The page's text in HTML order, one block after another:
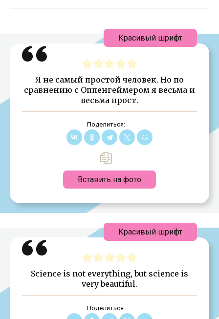
Я не самый простой человек. Но по
сравнению с Оппенгеймером я весьма и
весьма прост.
Поделиться:
Вставить на фото
Красивый шрифт
Science is not everything, but science is
very beautiful.
Поделиться:
Красивый шрифт